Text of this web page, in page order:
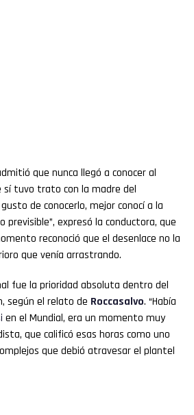
que nunca llegó a conocer al
sí tuvo trato con la madre del
de conocerlo, mejor conocí a la
previsible”, expresó la conductora, que
reconoció que el desenlace no la
que venía arrastrando.
fue la prioridad absoluta dentro del
según el relato de Roccasalvo. “Había
en el Mundial, era un momento muy
que calificó esas horas como uno
que debió atravesar el plantel